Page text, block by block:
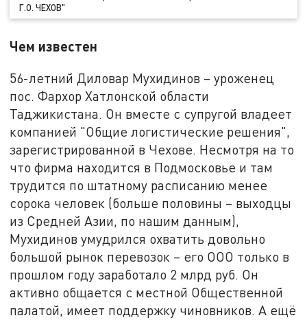
Г.О. ЧЕХОВ"
Чем известен
56-летний Диловар Мухидинов – уроженец
пос. Фархор Хатлонской области
Таджикистана. Он вместе с супругой владеет
компанией "Общие логистические решения",
зарегистрированной в Чехове. Несмотря на то
что фирма находится в Подмосковье и там
трудится по штатному расписанию менее
сорока человек (больше половины – выходцы
из Средней Азии, по нашим данным),
Мухидинов умудрился охватить довольно
большой рынок перевозок – его ООО только в
прошлом году заработало 2 млрд руб. Он
активно общается с местной Общественной
палатой, имеет поддержку чиновников. А ещё